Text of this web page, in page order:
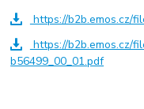
https://b2b.emos.cz/
https://b2b.emos.cz/
b56499_00_01.pdf